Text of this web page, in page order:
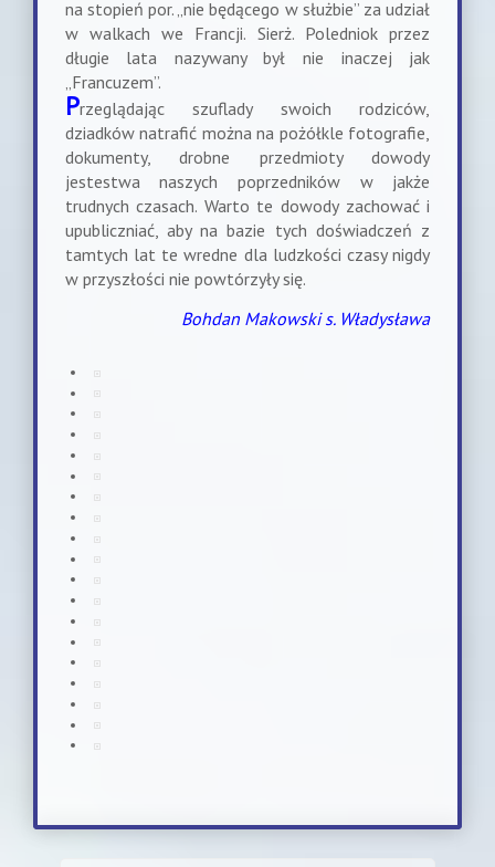
na stopień por. „nie będącego w służbie” za udział
w walkach we Francji. Sierż. Poledniok przez
długie lata nazywany był nie inaczej jak
„Francuzem”.
Przeglądając szuflady swoich rodziców,
dziadków natrafić można na pożółkle fotografie,
dokumenty, drobne przedmioty dowody
jestestwa naszych poprzedników w jakże
trudnych czasach. Warto te dowody zachować i
upubliczniać, aby na bazie tych doświadczeń z
tamtych lat te wredne dla ludzkości czasy nigdy
w przyszłości nie powtórzyły się.
Bohdan Makowski s. Władysława